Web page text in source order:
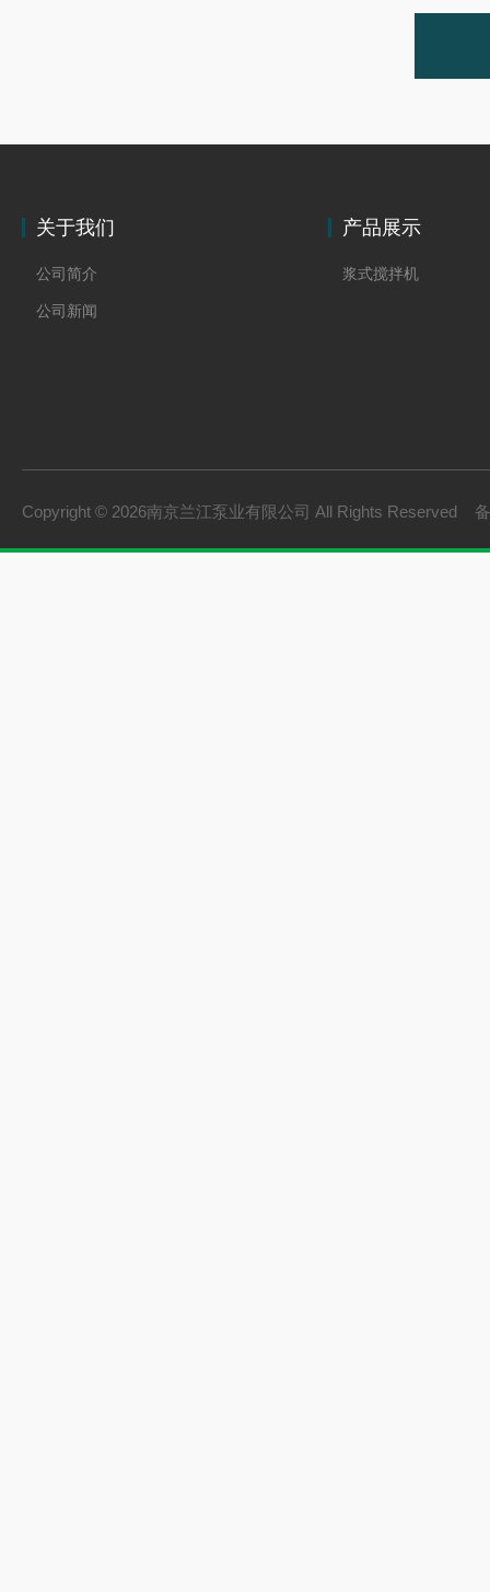
关于我们
公司简介
公司新闻
产品展示
浆式搅拌机
Copyright © 2026南京兰江泵业有限公司 All Rights Reserved